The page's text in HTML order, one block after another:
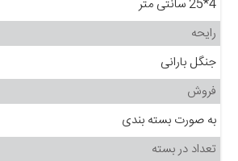
4*25 سانتی متر
رایحه
جنگل بارانی
فروش
به صورت بسته بندی
تعداد در بسته